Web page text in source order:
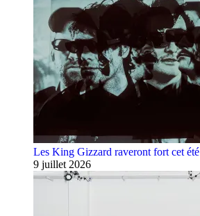
Les King Gizzard raveront fort cet été
9 juillet 2026